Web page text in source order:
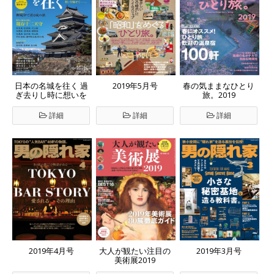
日本の名城を往く 過
ぎ去りし時に想いを
馳せて──。
詳細
2019年5月号
詳細
春の気ままなひとり
旅。2019
詳細
2019年4月号
大人が観たい注目の
美術展2019
2019年3月号